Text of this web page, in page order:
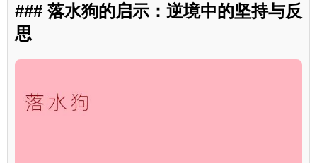
### 落水狗的启示：逆境中的坚持与反
思